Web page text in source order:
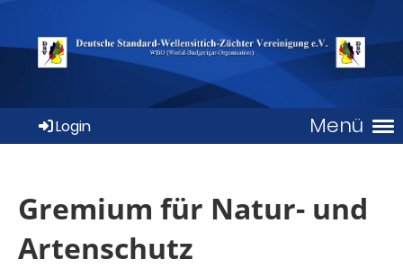
Menü
Login
Gremium für Natur- und
Artenschutz